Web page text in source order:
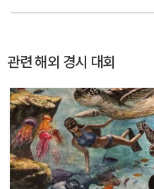
관련 해외 경시 대회